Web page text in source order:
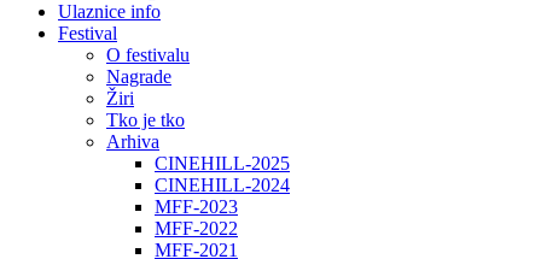
Ulaznice info
Festival
O festivalu
Nagrade
Žiri
Tko je tko
Arhiva
CINEHILL-2025
CINEHILL-2024
MFF-2023
MFF-2022
MFF-2021